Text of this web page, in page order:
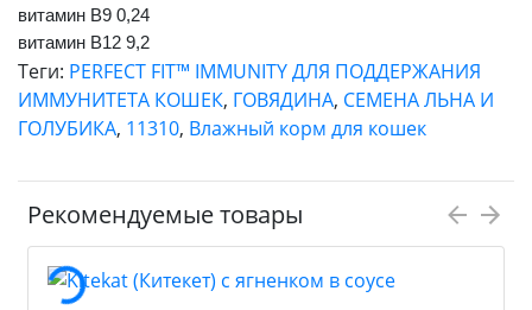
витамин В9 0,24
витамин В12 9,2
Теги: PERFECT FIT™ IMMUNITY ДЛЯ ПОДДЕРЖАНИЯ
ИММУНИТЕТА КОШЕК, ГОВЯДИНА, СЕМЕНА ЛЬНА И
ГОЛУБИКА, 11310, Влажный корм для кошек
Рекомендуемые товары